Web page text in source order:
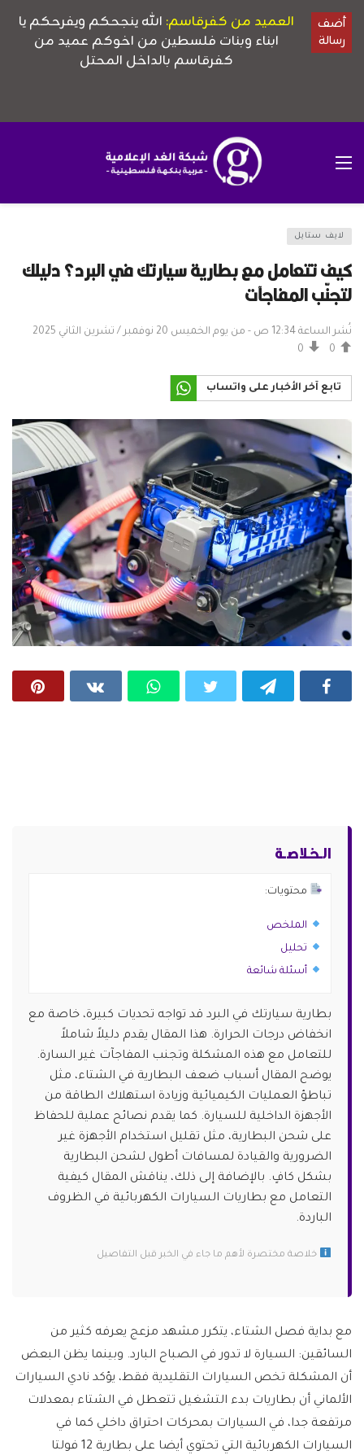
لايف ستايل
كيف تتعامل مع بطارية سيارتك في البرد؟ دليلك
لتجنّب المفاجآت
نُشر الساعة 12:34 ص - من يوم الخميس 20 نوفمبر / تشرين الثاني 2025
0
0
تابع آخر الأخبار على واتساب
الـخـلاصـة
محتويات:
الملخص
تحليل
أسئلة شائعة
بطارية سيارتك في البرد قد تواجه تحديات كبيرة، خاصة مع
انخفاض درجات الحرارة. هذا المقال يقدم دليلاً شاملاً
للتعامل مع هذه المشكلة وتجنب المفاجآت غير السارة.
يوضح المقال أسباب ضعف البطارية في الشتاء، مثل
تباطؤ العمليات الكيميائية وزيادة استهلاك الطاقة من
الأجهزة الداخلية للسيارة. كما يقدم نصائح عملية للحفاظ
على شحن البطارية، مثل تقليل استخدام الأجهزة غير
الضرورية والقيادة لمسافات أطول لشحن البطارية
بشكل كافٍ. بالإضافة إلى ذلك، يناقش المقال كيفية
التعامل مع بطاريات السيارات الكهربائية في الظروف
الباردة.
خلاصة مختصرة لأهم ما جاء في الخبر قبل التفاصيل
مع بداية فصل الشتاء، يتكرر مشهد مزعج يعرفه كثير من
السائقين: السيارة لا تدور في الصباح البارد. وبينما يظن البعض
أن المشكلة تخص السيارات التقليدية فقط، يؤكد نادي السيارات
الألماني أن بطاريات بدء التشغيل تتعطل في الشتاء بمعدلات
مرتفعة جدا، في السيارات بمحركات احتراق داخلي كما في
السيارات الكهربائية التي تحتوي أيضا على بطارية 12 فولتا